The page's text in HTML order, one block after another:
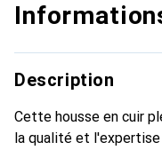
Description
Cette housse en cuir
la qualité et